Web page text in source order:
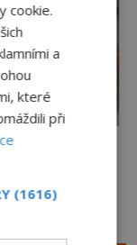
Jak
cookie.
a
které
při
(1616)